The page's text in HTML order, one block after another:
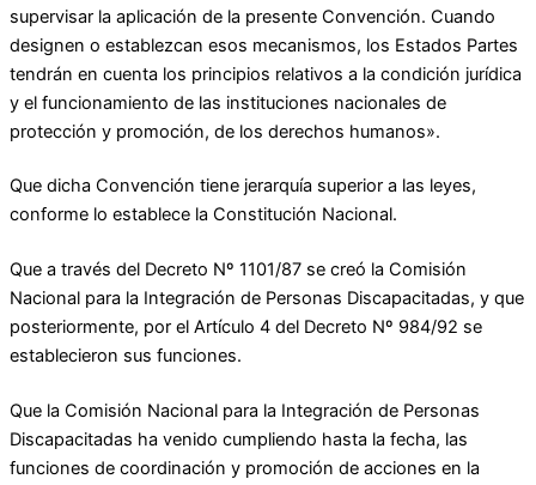
supervisar la aplicación de la presente Convención. Cuando
designen o establezcan esos mecanismos, los Estados Partes
tendrán en cuenta los principios relativos a la condición jurídica
y el funcionamiento de las instituciones nacionales de
protección y promoción, de los derechos humanos».
Que dicha Convención tiene jerarquía superior a las leyes,
conforme lo establece la Constitución Nacional.
Que a través del Decreto Nº 1101/87 se creó la Comisión
Nacional para la Integración de Personas Discapacitadas, y que
posteriormente, por el Artículo 4 del Decreto Nº 984/92 se
establecieron sus funciones.
Que la Comisión Nacional para la Integración de Personas
Discapacitadas ha venido cumpliendo hasta la fecha, las
funciones de coordinación y promoción de acciones en la